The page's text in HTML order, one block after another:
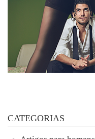
CATEGORIAS